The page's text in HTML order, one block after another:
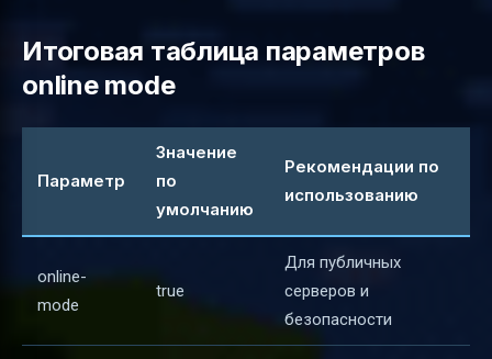
Итоговая таблица параметров
online mode
Параметр
Значение
по
умолчанию
Рекомендации по
использованию
online-
mode
true
Для публичных
серверов и
безопасности